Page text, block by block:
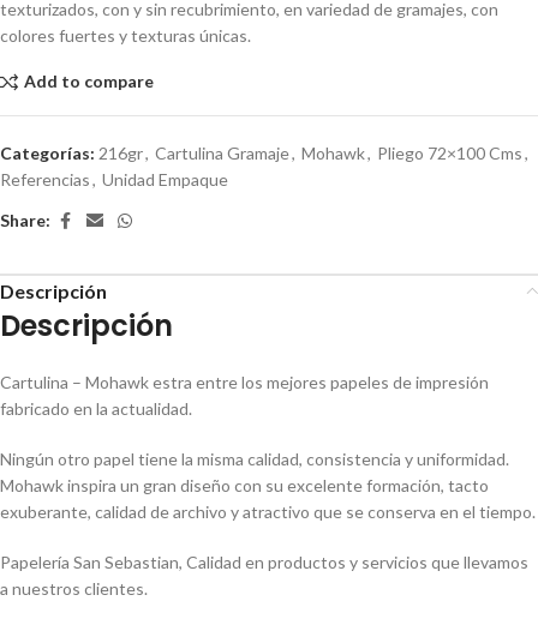
texturizados, con y sin recubrimiento, en variedad de gramajes, con
colores fuertes y texturas únicas.
Add to compare
Categorías: 216gr, Cartulina Gramaje, Mohawk, Pliego 72×100 Cms,
Referencias, Unidad Empaque
Share:
Descripción
Descripción
Cartulina – Mohawk estra entre los mejores papeles de impresión
fabricado en la actualidad.
Ningún otro papel tiene la misma calidad, consistencia y uniformidad.
Mohawk inspira un gran diseño con su excelente formación, tacto
exuberante, calidad de archivo y atractivo que se conserva en el tiempo.
Papelería San Sebastian, Calidad en productos y servicios que llevamos
a nuestros clientes.